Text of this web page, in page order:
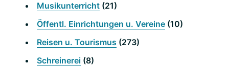
Musikunterricht (21)
Öffentl. Einrichtungen u. Vereine (10)
Reisen u. Tourismus (273)
Schreinerei (8)